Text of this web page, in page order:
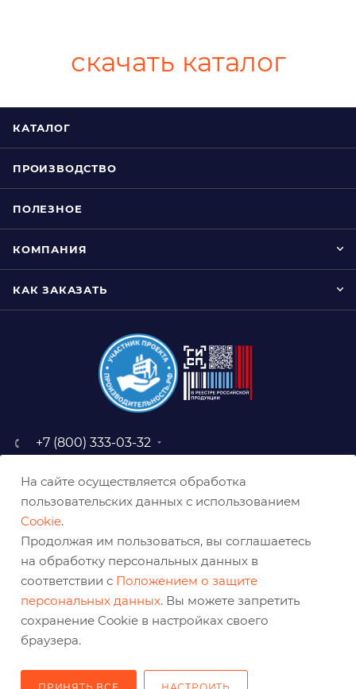
скачать каталог
КАТАЛОГ
ПРОИЗВОДСТВО
ПОЛЕЗНОЕ
КОМПАНИЯ
КАК ЗАКАЗАТЬ
+7 (800) 333-03-32
baz@belabraziv.ru
308009, Россия, г. Белгород,
На сайте осуществляется обработка
пользовательских данных с использованием
Cookie.
Продолжая им пользоваться, вы соглашаетесь
на обработку персональных данных в
соответствии с Положением о защите
персональных данных. Вы можете запретить
сохранение Cookie в настройках своего
браузера.